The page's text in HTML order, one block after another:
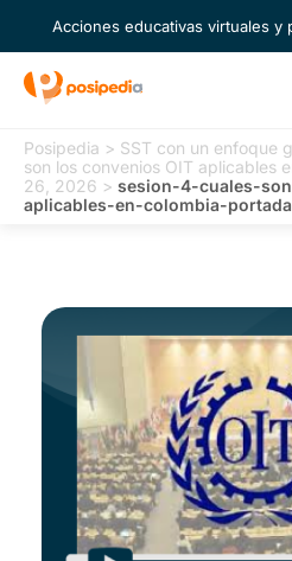
Acciones educativas virtuales y
Posipedia > SST con un enfoque
son los convenios OIT aplicables
26, 2026 > sesion-4-cuales-
aplicables-en-colombia-portada